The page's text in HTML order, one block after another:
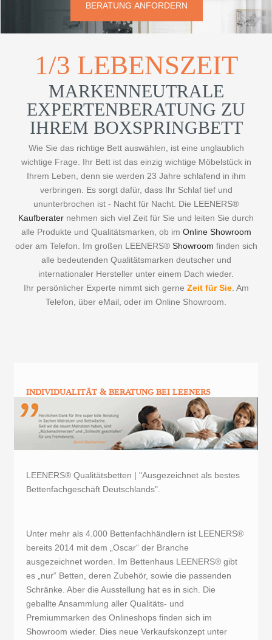
BERATUNG ANFORDERN
1/3 LEBENSZEIT
MARKENNEUTRALE
EXPERTENBERATUNG ZU
IHREM BOXSPRINGBETT
Wie Sie das richtige Bett auswählen, ist eine unglaublich
wichtige Frage. Ihr Bett ist das einzig wichtige Möbelstück in
Ihrem Leben, denn sie werden 23 Jahre schlafend in ihm
verbringen. Es sorgt dafür, dass Ihr Schlaf tief und
ununterbrochen ist - Nacht für Nacht. Die LEENERS®
Kaufberater nehmen sich viel Zeit für Sie und leiten Sie durch
alle Produkte und Qualitätsmarken, ob im Online Showroom
oder am Telefon. Im großen LEENERS® Showroom finden sich
alle bedeutenden Qualitätsmarken deutscher und
internationaler Hersteller unter einem Dach wieder.
Ihr persönlicher Experte nimmt sich gerne Zeit für Sie. Am
Telefon, über eMail, oder im Online Showroom.
INDIVIDUALITÄT & BERATUNG BEI LEENERS
LEENERS® Qualitätsbetten | "Ausgezeichnet als bestes
Bettenfachgeschäft Deutschlands".
Unter mehr als 4.000 Bettenfachhändlern ist LEENERS®
bereits 2014 mit dem „Oscar“ der Branche
ausgezeichnet worden. Im Bettenhaus LEENERS® gibt
es „nur“ Betten, deren Zubehör, sowie die passenden
Schränke. Aber die Ausstellung hat es in sich. Die
geballte Ansammlung aller Qualitäts- und
Premiummarken des Onlineshops finden sich im
Showroom wieder. Dies neue Verkaufskonzept unter